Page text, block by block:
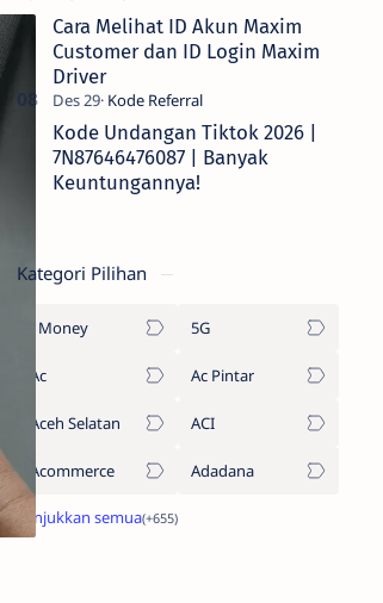
Cara Melihat ID Akun Maxim
Customer dan ID Login Maxim
Driver
Kode Undangan Tiktok 2026 |
7N87646476087 | Banyak
Keuntungannya!
Kategori Pilihan
1Money 5G
Ac Ac Pintar
Aceh Selatan ACI
Acommerce Adadana